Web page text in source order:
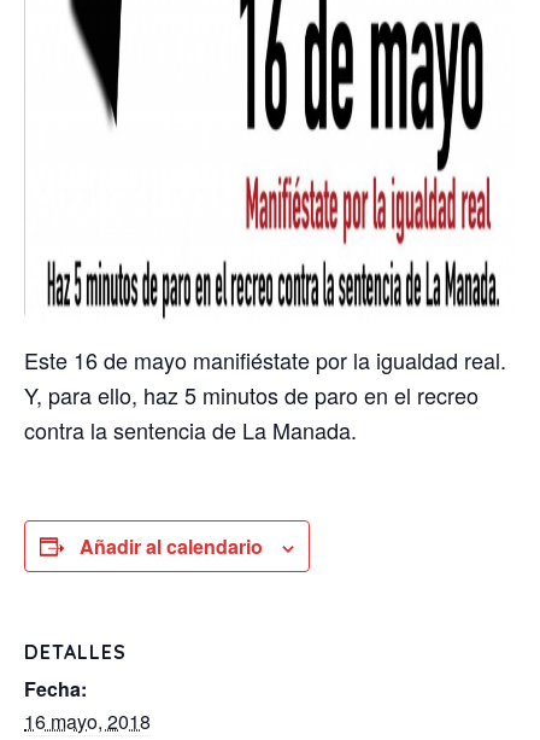
Este 16 de mayo manifiéstate por la igualdad real.
Y, para ello, haz 5 minutos de paro en el recreo
contra la sentencia de La Manada.
Añadir al calendario
DETALLES
Fecha:
16 mayo, 2018